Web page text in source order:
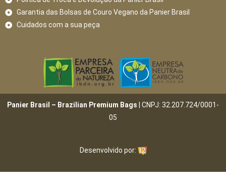
Garantia das Bolsas de Couro Vegano da Panier Brasil
Cuidados com a sua peça
Panier Brasil – Brazilian Premium Bags | CNPJ: 32.207.724/0001-
05
Desenvolvido por: